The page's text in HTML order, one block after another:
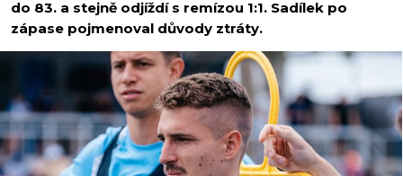
do 83. a stejně odjíždí s remízou 1:1. Sadílek po
zápase pojmenoval důvody ztráty.